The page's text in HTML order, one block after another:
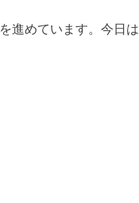
を進めています。今日は